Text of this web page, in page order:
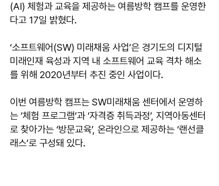
(AI) 체험과 교육을 제공하는 여름방학 캠프를 운영한
다고 17일 밝혔다.
‘소프트웨어(SW) 미래채움 사업’은 경기도의 디지털
미래인재 육성과 지역 내 소프트웨어 교육 격차 해소
를 위해 2020년부터 추진 중인 사업이다.
이번 여름방학 캠프는 SW미래채움 센터에서 운영하
는 ‘체험 프로그램’과 ‘자격증 취득과정’, 지역아동센터
로 찾아가는 ‘방문교육’, 온라인으로 제공하는 ‘랜선클
래스’로 구성돼 있다.